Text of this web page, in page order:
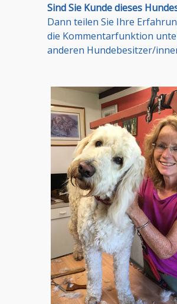
Sind Sie Kunde dieses
Dann teilen Sie Ihre
die Kommentarfunktion
anderen Hundebesitzer/